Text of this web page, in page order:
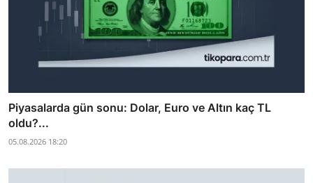
Piyasalarda gün sonu: Dolar, Euro ve Altın kaç TL
oldu?...
05.08.2026 18:20